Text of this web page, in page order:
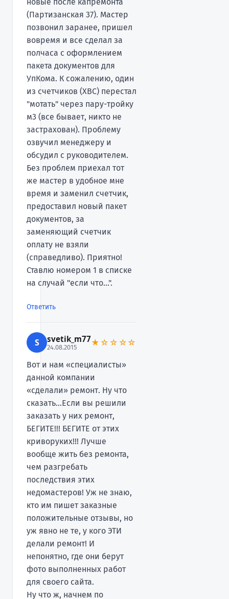
(Партизанская 37). Мастер
позвонил заранее, пришел
вовремя и все сделал за
полчаса с оформлением
пакета документов для
УпКома. К сожалению, один
из счетчиков (ХВС) перестал
"мотать" через пару-тройку
м3 (все бывает, никто не
застрахован). Проблему
озвучил менеджеру и
обсудил с руководителем.
Без проблем приехал тот
же мастер в удобное мне
время и заменил счетчик,
предоставил новый пакет
документов, за
заменяющий счетчик
оплату не взяли
(справедливо). Приятно!
Ставлю номером 1 в списке
на случай "если что...".
Ответить
S svetik_m77
24.08.2015 ★☆☆☆☆
Вот и нам «специалисты»
данной компании
«сделали» ремонт. Ну что
сказать...Если вы решили
заказать у них ремонт,
БЕГИТЕ!!! БЕГИТЕ от этих
криворуких!!! Лучше
вообще жить без ремонта,
чем разгребать
последствия этих
недомастеров! Уж не знаю,
кто им пишет заказные
положительные отзывы, но
уж явно не те, у кого ЭТИ
делали ремонт! И
непонятно, где они берут
фото выполненных работ
для своего сайта.
Ну что ж, начнем по